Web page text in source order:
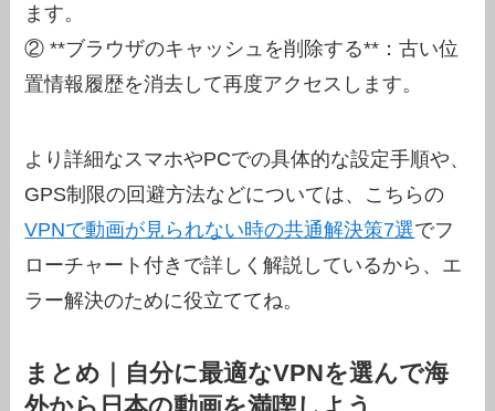
ます。
② **ブラウザのキャッシュを削除する**：古い位
置情報履歴を消去して再度アクセスします。
より詳細なスマホやPCでの具体的な設定手順や、
GPS制限の回避方法などについては、こちらの
VPNで動画が見られない時の共通解決策7選でフ
ローチャート付きで詳しく解説しているから、エ
ラー解決のために役立ててね。
まとめ｜自分に最適なVPNを選んで海